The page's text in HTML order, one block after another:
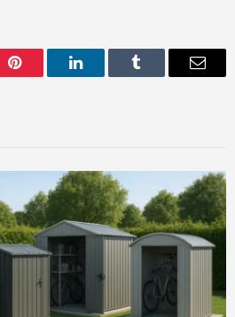
Pinterest LinkedInTumblr Email